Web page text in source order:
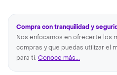
Compra con tranquilidad y
Nos enfocamos en ofrecerte los
compras y que puedas utilizar el
para ti. Conoce más...